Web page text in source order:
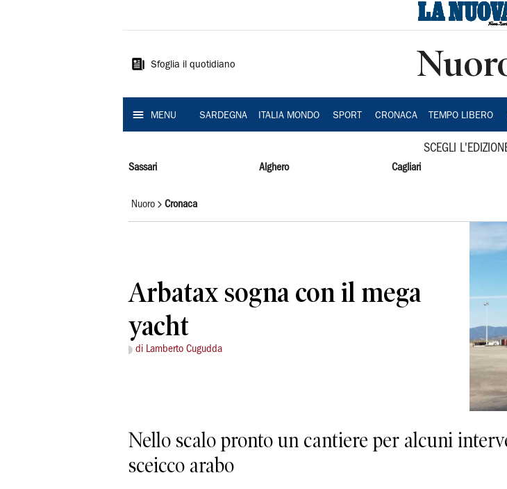
Sardegna
Sfoglia il quotidiano
MENU SARDEGNA ITALIA MONDO SPORT CRONACA TEMPO LIBERO
SCEGLI
Sassari Alghero Cagliari
Nuoro Cronaca
Arbatax sogna con il mega
yacht
di Lamberto Cugudda
Nello scalo pronto un cantiere per alcuni
sceicco arabo